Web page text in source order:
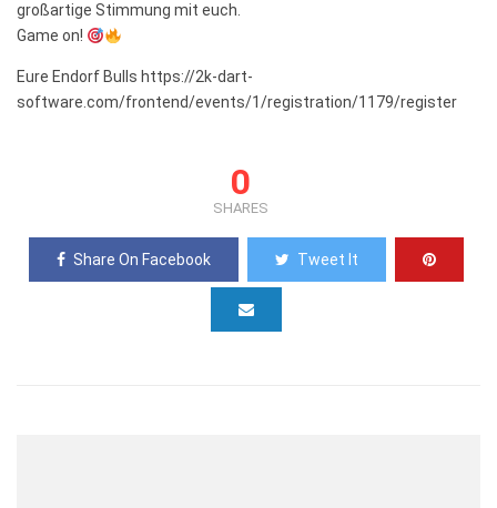
großartige Stimmung mit euch.
Game on!
Eure Endorf Bulls https://2k-dart-
software.com/frontend/events/1/registration/1179/register
0
SHARES
Share On Facebook Tweet It